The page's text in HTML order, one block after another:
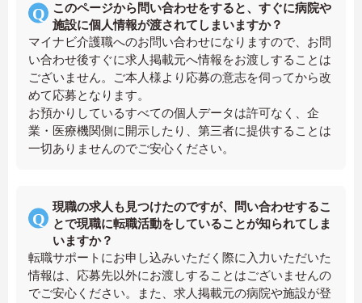
このページから問い合わせをすると、すぐに病院や
施設に個人情報が渡されてしまいますか？
マイナビ介護職へのお問い合わせになりますので、お問
い合わせ後すぐに求人掲載元へ情報をお渡しすることは
ございません。ご本人様より応募の意志を伺ってから改
めて応募となります。
お預かりしているすべての個人データは許可なく、企
業・医療機関側に開示したり、第三者に提供することは
一切ありませんのでご安心ください。
現職の求人も見つけたのですが、問い合わせするこ
とで現職に転職活動をしていることが知られてしま
いますか？
転職サポートにお申し込みいただく際に入力いただいた
情報は、応募先以外にお渡しすることはございませんの
でご安心ください。また、求人掲載元の病院や施設が登